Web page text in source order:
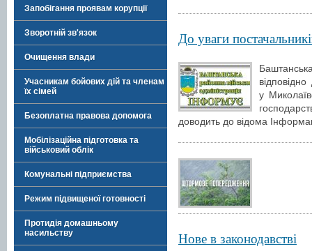
Запобігання проявам корупції
Зворотній зв'язок
Очищення влади
Учасникам бойових дій та членам
їх сімей
Безоплатна правова допомога
Мобілізаційна підготовка та
військовий облік
Комунальні підприємства
Режим підвищеної готовності
Протидія домашньому
насильству
До уваги
у
доводить до відома
Нове в законодавстві